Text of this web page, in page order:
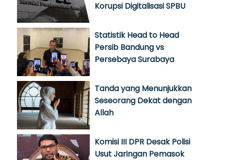
Korupsi Digitalisasi SPBU
Statistik Head to Head
Persib Bandung vs
Persebaya Surabaya
Tanda yang Menunjukkan
Seseorang Dekat dengan
Allah
Komisi III DPR Desak Polisi
Usut Jaringan Pemasok